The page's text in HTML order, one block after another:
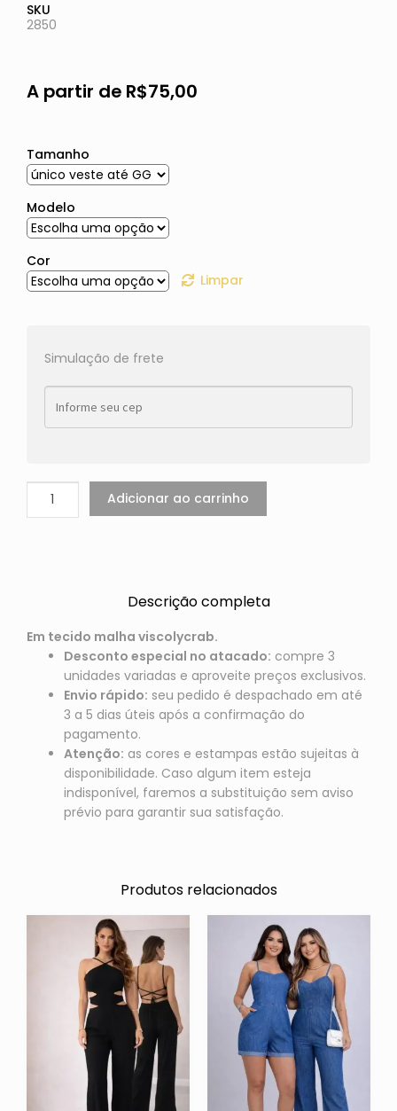
SKU
2850
A partir de R$75,00
Tamanho
Modelo
Cor
Limpar
Simulação de frete
Adicionar ao carrinho
Descrição completa
Em tecido malha viscolycrab.
Desconto especial no atacado: compre 3
unidades variadas e aproveite preços exclusivos.
Envio rápido: seu pedido é despachado em até
3 a 5 dias úteis após a confirmação do
pagamento.
Atenção: as cores e estampas estão sujeitas à
disponibilidade. Caso algum item esteja
indisponível, faremos a substituição sem aviso
prévio para garantir sua satisfação.
Produtos relacionados